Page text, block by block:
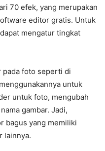
70 efek, yang merupakan
editor gratis. Untuk
mengatur tingkat
pada foto seperti di
untuk
untuk foto, mengubah
gambar. Jadi,
bagus yang memiliki
lainnya.